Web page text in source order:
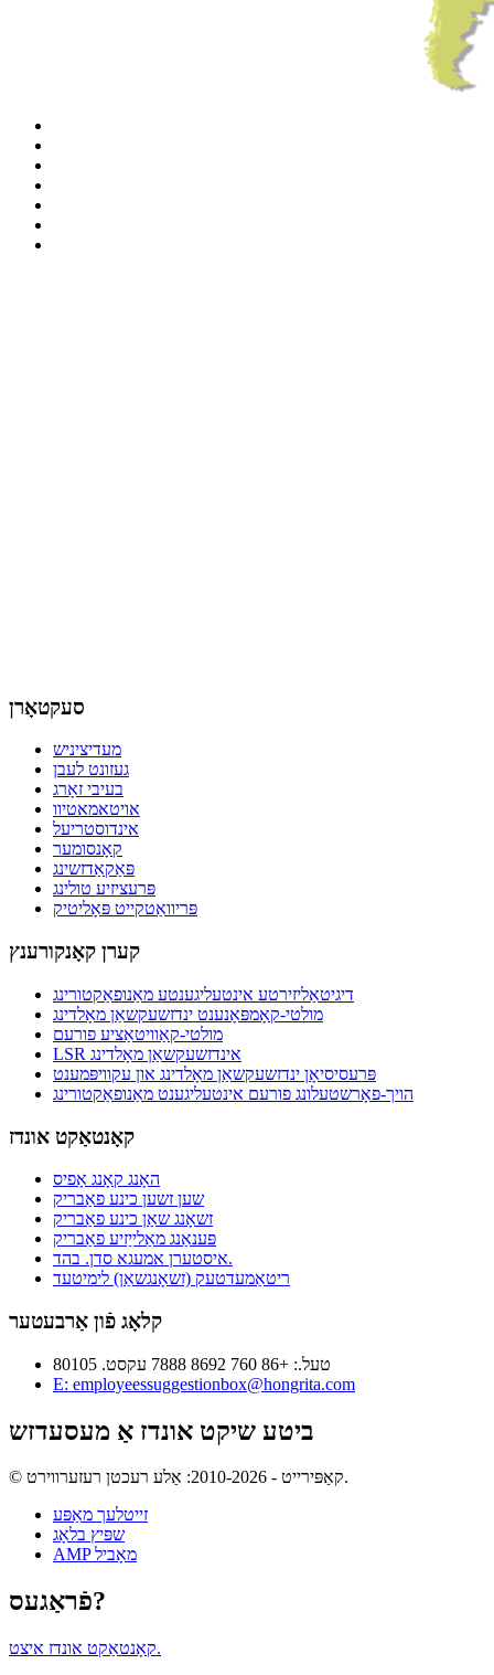
סעקטאָרן
מעדיציניש
געזונט לעבן
בעיבי זאָרג
אויטאמאטיוו
אינדוסטריעל
קאָנסומער
פּאַקאַדזשינג
פּרעציזיע טולינג
פּריוואַטקייט פּאָליטיק
קערן קאָנקורענץ
דיגיטאַליזירטע אינטעליגענטע מאַנופאַקטורינג
מולטי-קאָמפּאָנענט ינדזשעקשאַן מאָלדינג
מולטי-קאַוויטאַציע פורעם
LSR אינדזשעקשאַן מאָלדינג
פּרעסיסיאָן ינדזשעקשאַן מאָלדינג און עקוויפּמענט
הויך-פאָרשטעלונג פורעם אינטעליגענט מאַנופאַקטורינג
קאָנטאַקט אונדז
האָנג קאָנג אָפיס
שען זשען כינע פאַבריק
זשאָנג שאַן כינע פאַבריק
פּענאַנג מאַלייַזיע פאַבריק
איסטערן אמעגא סדן. בהד.
ריטאַמעדטעק (זשאָנגשאַן) לימיטעד
קלאָג פֿון אַרבעטער
טעל.: +86 760 8692 7888 עקסט. 80105
E: employeessuggestionbox@hongrita.com
ביטע שיקט אונדז אַ מעסעדזש
© קאַפּירייט - 2010-2026: אַלע רעכטן רעזערווירט.
זייטלעך מאַפּע
שפּיץ בלאָג
AMP מאָביל
פֿראַגעס?
קאָנטאַקט אונדז איצט.